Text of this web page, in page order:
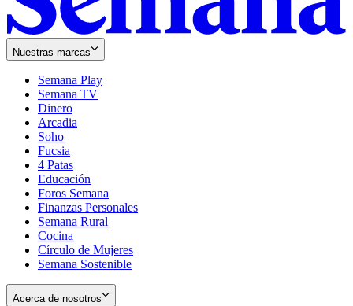
Nuestras marcas
Semana Play
Semana TV
Dinero
Arcadia
Soho
in
new
window
Fucsia
in
new
window
4 Patas
Educación
Foros Semana
Finanzas Personales
Semana Rural
Cocina
Círculo de Mujeres
Semana Sostenible
Acerca de nosotros